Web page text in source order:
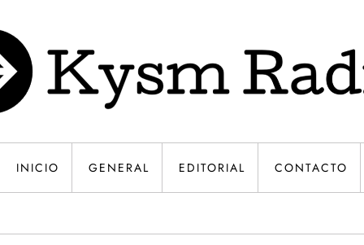
INICIO GENERAL EDITORIAL CONTACTO